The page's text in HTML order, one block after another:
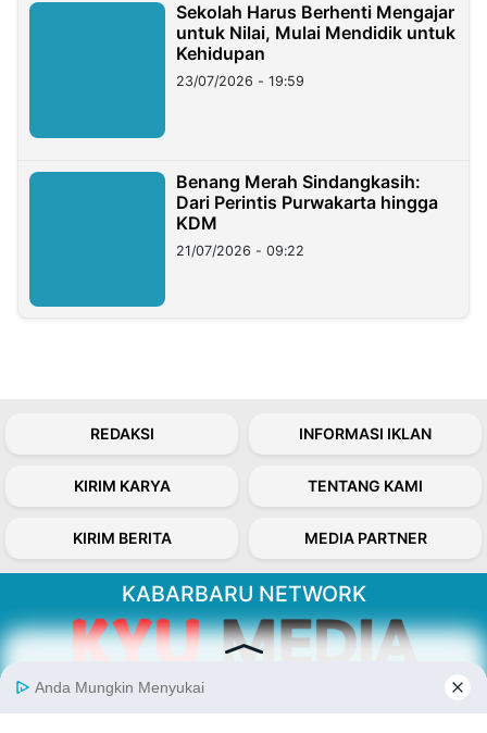
Sekolah Harus Berhenti Mengajar
untuk Nilai, Mulai Mendidik untuk
Kehidupan
23/07/2026 - 19:59
Benang Merah Sindangkasih:
Dari Perintis Purwakarta hingga
KDM
21/07/2026 - 09:22
REDAKSI INFORMASI IKLAN
KIRIM KARYA TENTANG KAMI
KIRIM BERITA MEDIA PARTNER
KABARBARU NETWORK